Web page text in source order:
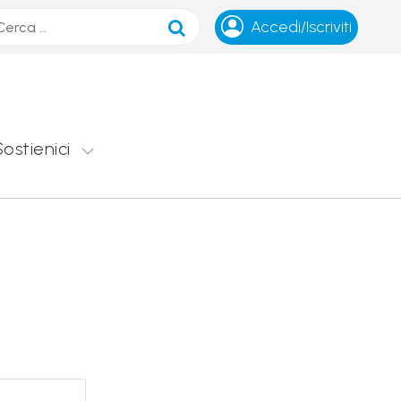
Accedi/Iscriviti